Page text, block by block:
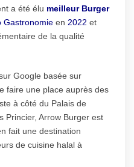
a été élu meilleur Burger
Gastronomie en 2022 et
de la qualité
Google basée sur
faire une place auprès des
à côté du Palais de
Princier, Arrow Burger est
fait une destination
de cuisine halal à